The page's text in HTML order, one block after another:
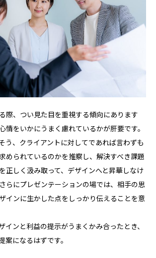
際、つい見た目を重視する傾向にあります
情をいかにうまく慮れているかが肝要です。
う、クライアントに対してであれば言わずも
められているのかを推察し、解決すべき課題
正しく汲み取って、デザインへと昇華しなけ
らにプレゼンテーションの場では、相手の思
インに生かした点をしっかり伝えることを意
インと利益の提示がうまくかみ合ったとき、
案になるはずです。